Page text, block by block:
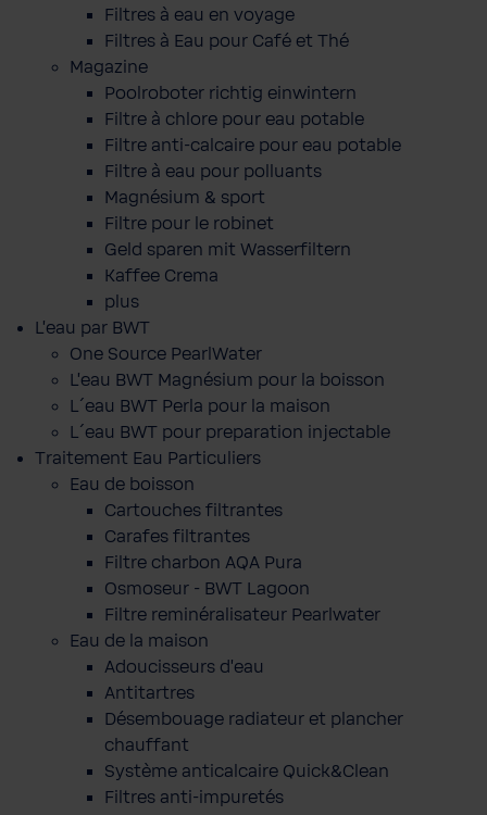
Filtres à eau en voyage
Filtres à Eau pour Café et Thé
Magazine
Poolroboter richtig einwintern
Filtre à chlore pour eau potable
Filtre anti-calcaire pour eau potable
Filtre à eau pour polluants
Magnésium & sport
Filtre pour le robinet
Geld sparen mit Wasserfiltern
Kaffee Crema
plus
L'eau par BWT
One Source PearlWater
L’eau BWT Magnésium pour la boisson
L´eau BWT Perla pour la maison
L´eau BWT pour preparation injectable
Traitement Eau Particuliers
Eau de boisson
Cartouches filtrantes
Carafes filtrantes
Filtre charbon AQA Pura
Osmoseur - BWT Lagoon
Filtre reminéralisateur Pearlwater
Eau de la maison
Adoucisseurs d'eau
Antitartres
Désembouage radiateur et plancher
chauffant
Système anticalcaire Quick&Clean
Filtres anti-impuretés